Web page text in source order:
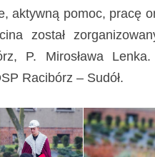
aktywną pomoc, pracę
został
P. Mirosława
Racibórz – Sudół.